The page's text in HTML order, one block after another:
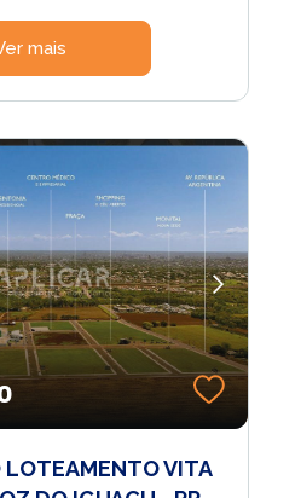
mais
VITA